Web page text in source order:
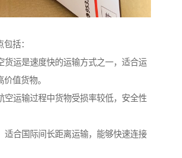
括：
货运是速度快的运输方式之一，适合运
值货物。
空运输过程中货物受损率较低，安全性
适合国际间长距离运输，能够快速连接